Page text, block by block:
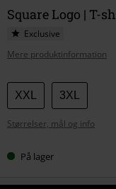
Square Logo | T-
Exclusive
Mere produktinformation
Vælg
din
størrelse
XXL 3XL
Størrelser, mål og info
På lager